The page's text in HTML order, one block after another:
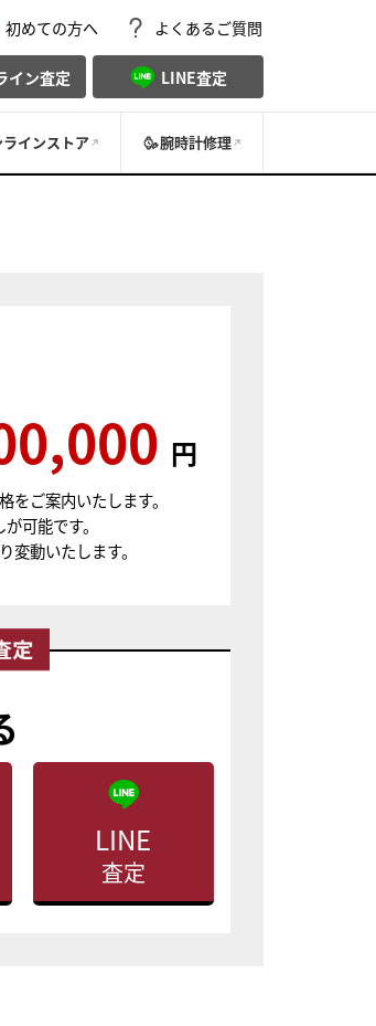
初めての方へ よくあるご質問
イン査定 LINE査定
ラインストア 腕時計修理
円
ご案内いたします。
可能です。
動いたします。
LINE
査定